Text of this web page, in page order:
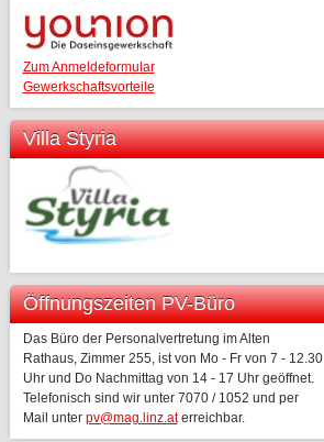
Zum Anmeldeformular
Gewerkschaftsvorteile
Villa Styria
Öffnungszeiten PV-Büro
Das Büro der Personalvertretung im Alten
Rathaus, Zimmer 255, ist von Mo - Fr von 7 - 12.30
Uhr und Do Nachmittag von 14 - 17 Uhr geöffnet.
Telefonisch sind wir unter 7070 / 1052 und per
Mail unter pv@mag.linz.aterreichbar.